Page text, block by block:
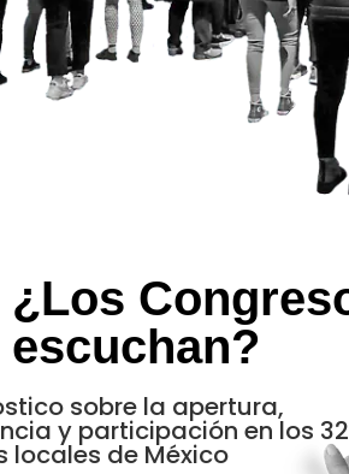
¿Los
escuchan?
sobre la apertura,
y participación en los 32
locales de México